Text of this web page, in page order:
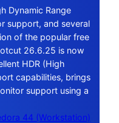
Dynamic Range
support, and several
of the popular free
26.6.25 is now
HDR (High
capabilities, brings
support using a
44 (Workstation)